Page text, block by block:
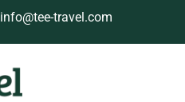
info@tee-travel.com